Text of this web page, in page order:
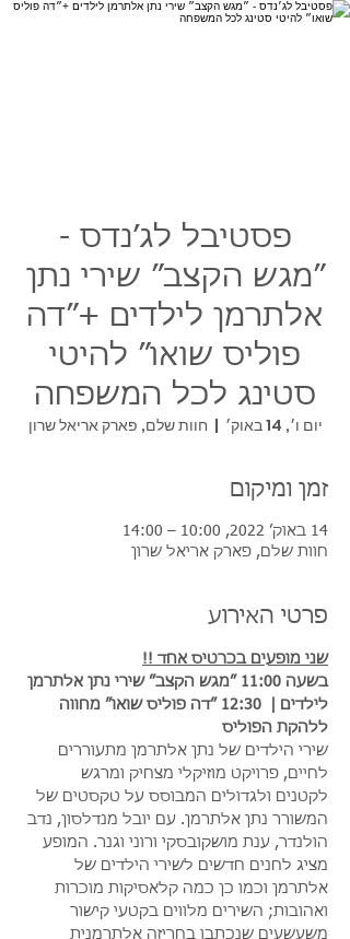
פסטיבל לג׳נדס -
״מגש הקצב״ שירי נתן
אלתרמן לילדים +״דה
פוליס שואו״ להיטי
סטינג לכל המשפחה
יום ו׳, 14 באוק׳
  |
חוות שלם, פארק אריאל שרון
זמן ומיקום
14 באוק׳ 2022, 10:00 – 14:00
חוות שלם, פארק אריאל שרון
פרטי האירוע
שני מופעים בכרטיס אחד !!
בשעה 11:00 ״מגש הקצב״ שירי נתן אלתרמן
לילדים |  12:30 ״דה פוליס שואו״ מחווה
ללהקת הפוליס
שירי הילדים של נתן אלתרמן מתעוררים
לחיים, פרויקט מוזיקלי מצחיק ומרגש
לקטנים ולגדולים המבוסס על טקסטים של
המשורר נתן אלתרמן. עם יובל מנדלסון, נדב
הולנדר, ענת מושקובסקי ורוני וגנר. המופע
מציג לחנים חדשים לשירי הילדים של
אלתרמן וכמו כן כמה קלאסיקות מוכרות
ואהובות; השירים מלווים בקטעי קישור
משעשעים שנכתבו בחריזה אלתרמנית